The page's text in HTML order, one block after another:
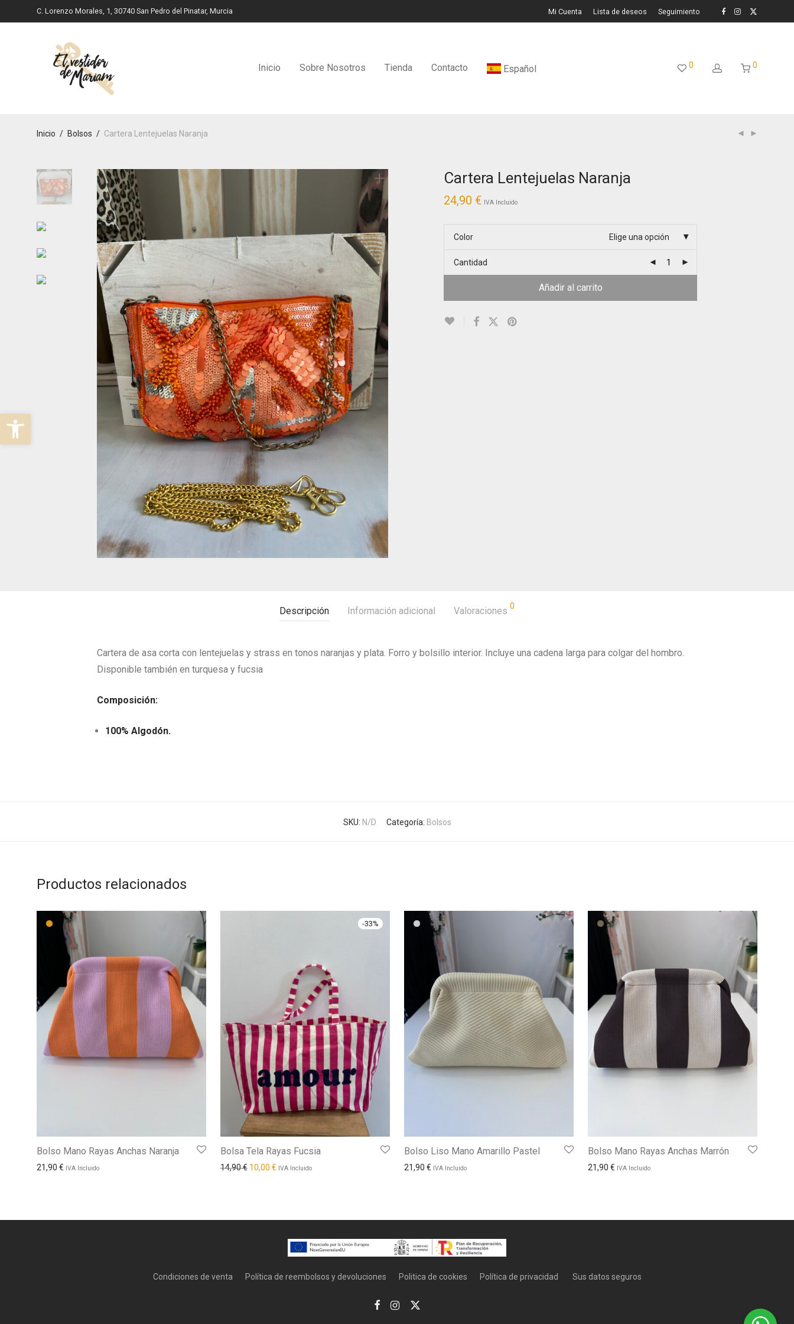
Abrir barra de herramientas
C. Lorenzo Morales, 1, 30740 San Pedro del Pinatar, Murcia Mi Cuenta Lista de deseos Seguimiento
Inicio Sobre Nosotros Tienda Contacto Español 0 0
Inicio / Bolsos / Cartera Lentejuelas Naranja
Cartera Lentejuelas Naranja
24,90 € IVA Incluido
Color Elige una opción
Cantidad
Añadir al carrito
Descripción Información adicional Valoraciones 0
Cartera de asa corta con lentejuelas y strass en tonos naranjas y plata. Forro y bolsillo interior. Incluye una cadena larga para colgar del hombro.
Disponible también en turquesa y fucsia
Composición:
100% Algodón.
SKU: N/D Categoría: Bolsos
Productos relacionados
Bolso Mano Rayas Anchas Naranja
21,90 € IVA Incluido
-33%
Bolsa Tela Rayas Fucsia
14,90€ El precio original era: 14,90 €.
10,00 € El precio actual es: 10,00 €.
IVA Incluido
Bolso Liso Mano Amarillo Pastel
21,90 € IVA Incluido
Bolso Mano Rayas Anchas Marrón
21,90 € IVA Incluido
Condiciones de venta Política de reembolsos y devoluciones Politica de cookies Política de privacidad Sus datos seguros